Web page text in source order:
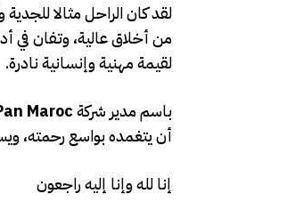
لقد كان الراحل مثالا
من أخلاق عالية، وتفان في
لقيمة مهنية وإنسانية نادرة.
باسم مدير شركةMaroc
أن يتغمده بواسع رحمته،
إنا لله وإنا إليه راجعون